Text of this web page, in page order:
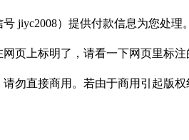
jiyc2008）提供付款信息为您处理。
页上标明了，请看一下网页里标注
勿直接商用。若由于商用引起版权